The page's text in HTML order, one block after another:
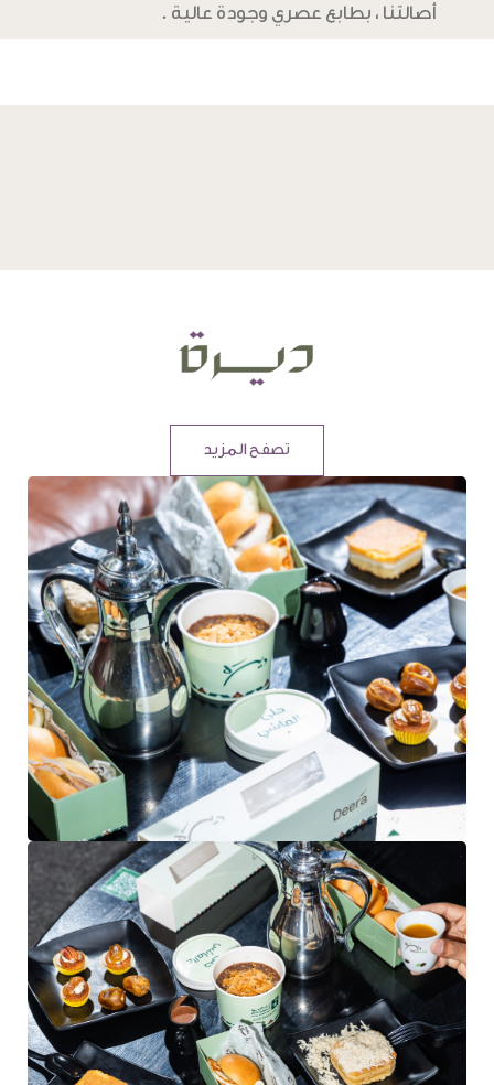
أصالتنا ، بطابع عصري وجودة عالية .
تصفح المزيد